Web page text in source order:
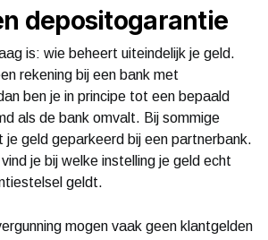
depositogarantie
is: wie beheert uiteindelijk je geld.
rekening bij een bank met
ben je in principe tot een bepaald
als de bank omvalt. Bij sommige
geld geparkeerd bij een partnerbank.
je bij welke instelling je geld echt
geldt.
mogen vaak geen klantgelden